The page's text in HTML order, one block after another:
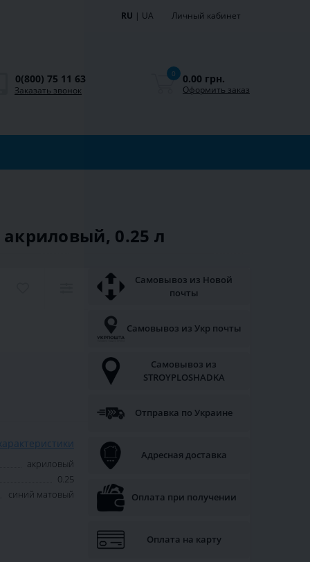
RU | UA Личный кабинет
0(800) 75 11 63
Заказать звонок
0 0.00 грн.
Оформить заказ
0.25 л
акриловый
0.25
синий матовый
Самовывоз из Новой
почты
Самовывоз из Укр почты
Самовывоз из
STROYPLOSHADKA
Отправка по Украине
Адресная доставка
Оплата при получении
Оплата на карту